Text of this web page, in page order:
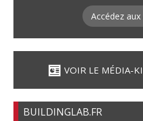
Accédez
VOIR LE MÉDIA-
BUILDINGLAB.FR